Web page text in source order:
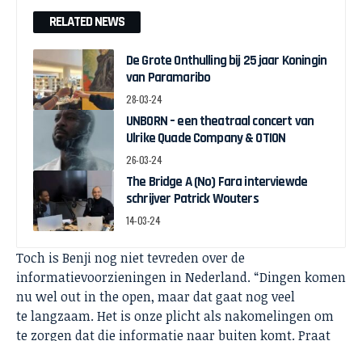
RELATED NEWS
De Grote Onthulling bij 25 jaar Koningin
van Paramaribo
28-03-24
UNBORN – een theatraal concert van
Ulrike Quade Company & OTION
26-03-24
The Bridge A (No) Fara interviewde
schrijver Patrick Wouters
14-03-24
Toch is Benji nog niet tevreden over de
informatievoorzieningen in Nederland. “Dingen komen
nu wel out in the open, maar dat gaat nog veel
te langzaam. Het is onze plicht als nakomelingen om
te zorgen dat die informatie naar buiten komt. Praat